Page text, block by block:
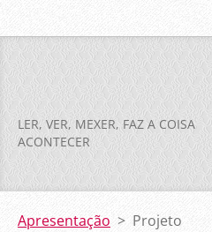
LER, VER, MEXER, FAZ A COISA
ACONTECER
Apresentação > Projeto